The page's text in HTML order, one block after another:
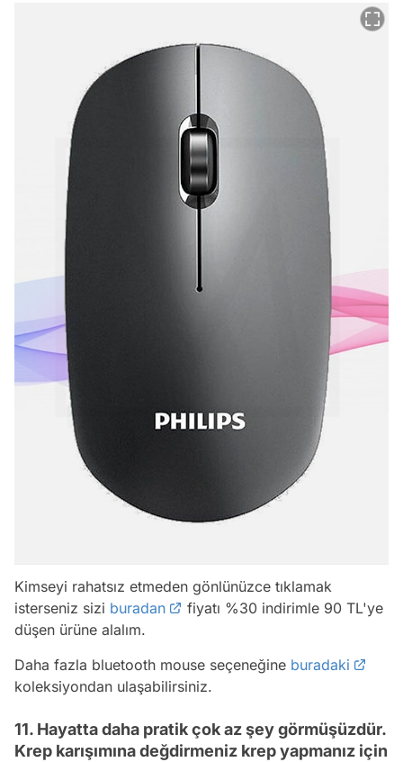
Kimseyi rahatsız etmeden gönlünüzce tıklamak
isterseniz sizi buradan
fiyatı %30 indirimle 90 TL'ye
düşen ürüne alalım.
Daha fazla bluetooth mouse seçeneğine buradaki
koleksiyondan ulaşabilirsiniz.
11. Hayatta daha pratik çok az şey görmüşüzdür.
Krep karışımına değdirmeniz krep yapmanız için